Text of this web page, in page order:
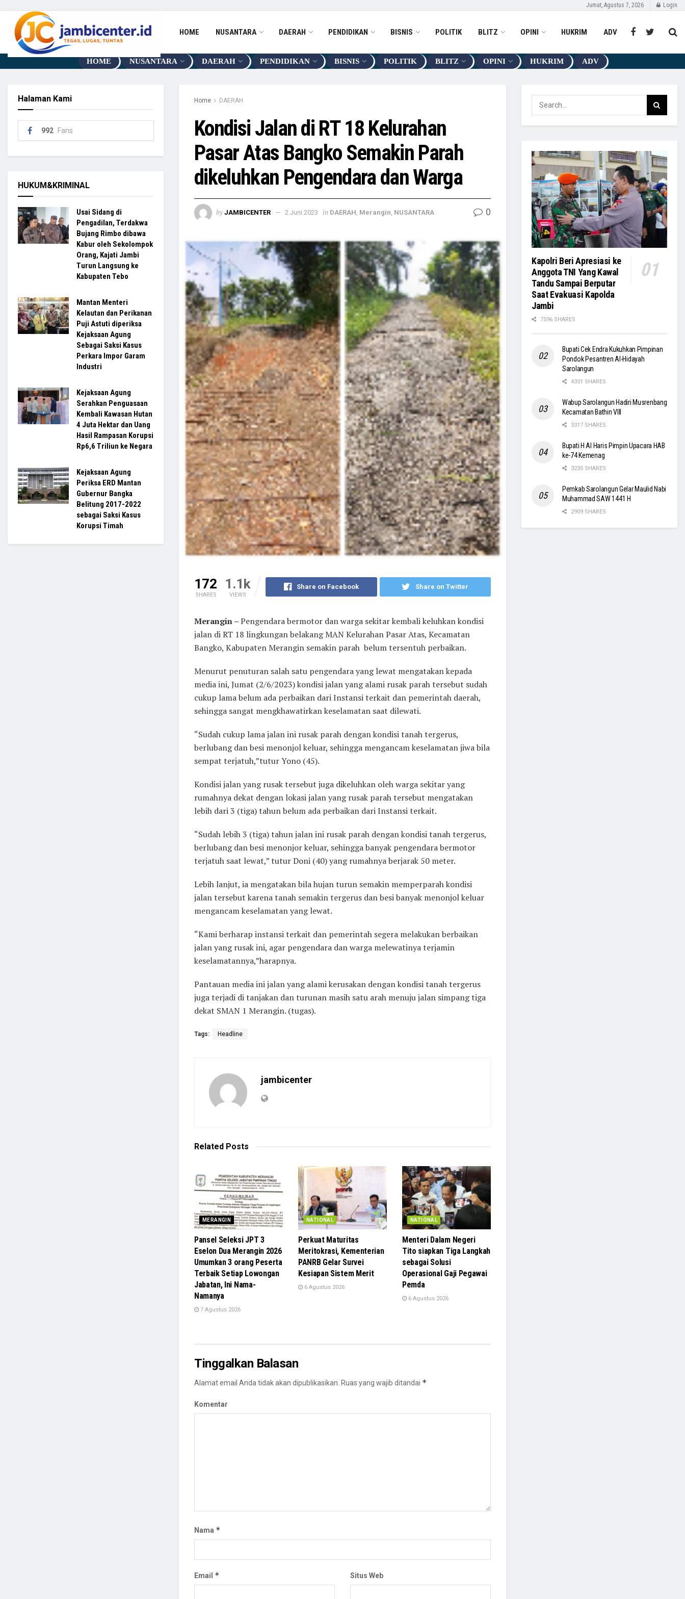
Jumat, Agustus 7, 2026 Login
HOME NUSANTARA DAERAH PENDIDIKAN BISNIS POLITIK BLITZ OPINI HUKRIM ADV
HOME NUSANTARA DAERAH PENDIDIKAN BISNIS POLITIK BLITZ OPINI HUKRIM ADV
Home DAERAH
Kondisi Jalan di RT 18 Kelurahan
Pasar Atas Bangko Semakin Parah
dikeluhkan Pengendara dan Warga
by JAMBICENTER 2 Juni 2023 in DAERAH Merangin NUSANTARA 0
172
SHARES
1.1k
VIEWS
Share on Facebook Share on Twitter
Merangin –Pengendara bermotor dan warga sekitar kembali keluhkan kondisi
jalan di RT 18 lingkungan belakang MAN Kelurahan Pasar Atas, Kecamatan
Bangko, Kabupaten Merangin semakin parah belum tersentuh perbaikan.
Menurut penuturan salah satu pengendara yang lewat mengatakan kepada
media ini, Jumat (2/6/2023) kondisi jalan yang alami rusak parah tersebut sudah
cukup lama belum ada perbaikan dari Instansi terkait dan pemerintah daerah,
sehingga sangat mengkhawatirkan keselamatan saat dilewati.
“Sudah cukup lama jalan ini rusak parah dengan kondisi tanah tergerus,
berlubang dan besi menonjol keluar, sehingga mengancam keselamatan jiwa bila
sempat terjatuh,”tutur Yono (45).
Kondisi jalan yang rusak tersebut juga dikeluhkan oleh warga sekitar yang
rumahnya dekat dengan lokasi jalan yang rusak parah tersebut mengatakan
lebih dari 3 (tiga) tahun belum ada perbaikan dari Instansi terkait.
“Sudah lebih 3 (tiga) tahun jalan ini rusak parah dengan kondisi tanah tergerus,
berlubang dan besi menonjor keluar, sehingga banyak pengendara bermotor
terjatuh saat lewat,” tutur Doni (40) yang rumahnya berjarak 50 meter.
Lebih lanjut, ia mengatakan bila hujan turun semakin memperparah kondisi
jalan tersebut karena tanah semakin tergerus dan besi banyak menonjol keluar
mengancam keselamatan yang lewat.
“Kami berharap instansi terkait dan pemerintah segera melakukan berbaikan
jalan yang rusak ini, agar pengendara dan warga melewatinya terjamin
keselamatannya,”harapnya.
Pantauan media ini jalan yang alami kerusakan dengan kondisi tanah tergerus
juga terjadi di tanjakan dan turunan masih satu arah menuju jalan simpang tiga
dekat SMAN 1 Merangin. (tugas).
Tags: Headline
jambicenter
Related Posts
MERANGIN
Pansel Seleksi JPT 3
Eselon Dua Merangin 2026
Umumkan 3 orang Peserta
Terbaik Setiap Lowongan
Jabatan, Ini Nama-
Namanya
7 Agustus 2026
NATIONAL
Perkuat Maturitas
Meritokrasi, Kementerian
PANRB Gelar Survei
Kesiapan Sistem Merit
6 Agustus 2026
NATIONAL
Menteri Dalam Negeri
Tito siapkan Tiga Langkah
sebagai Solusi
Operasional Gaji Pegawai
Pemda
6 Agustus 2026
Tinggalkan Balasan
Alamat email Anda tidak akan dipublikasikan. Ruas yang wajib ditandai *
Komentar
Nama *
Email * Situs Web
Halaman Kami
992 Fans
HUKUM&KRIMINAL
Usai Sidang di
Pengadilan, Terdakwa
Bujang Rimbo dibawa
Kabur oleh Sekolompok
Orang, Kajati Jambi
Turun Langsung ke
Kabupaten Tebo
Mantan Menteri
Kelautan dan Perikanan
Puji Astuti diperiksa
Kejaksaan Agung
Sebagai Saksi Kasus
Perkara Impor Garam
Industri
Kejaksaan Agung
Serahkan Penguasaan
Kembali Kawasan Hutan
4 Juta Hektar dan Uang
Hasil Rampasan Korupsi
Rp6,6 Triliun ke Negara
Kejaksaan Agung
Periksa ERD Mantan
Gubernur Bangka
Belitung 2017-2022
sebagai Saksi Kasus
Korupsi Timah
Kapolri Beri Apresiasi ke
Anggota TNI Yang Kawal
Tandu Sampai Berputar
Saat Evakuasi Kapolda
Jambi
7596 SHARES
Bupati Cek Endra Kukuhkan Pimpinan
Pondok Pesantren Al-Hidayah
Sarolangun
4331 SHARES
Wabup Sarolangun Hadiri Musrenbang
Kecamatan Bathin VIII
3317 SHARES
Bupati H Al Haris Pimpin Upacara HAB
ke-74 Kemenag
3235 SHARES
Pemkab Sarolangun Gelar Maulid Nabi
Muhammad SAW 1441 H
2909 SHARES